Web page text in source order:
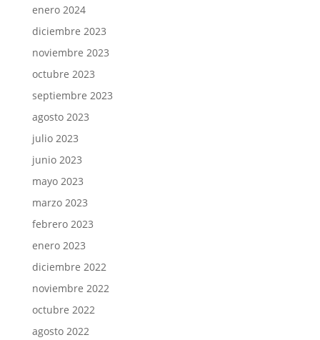
enero 2024
diciembre 2023
noviembre 2023
octubre 2023
septiembre 2023
agosto 2023
julio 2023
junio 2023
mayo 2023
marzo 2023
febrero 2023
enero 2023
diciembre 2022
noviembre 2022
octubre 2022
agosto 2022